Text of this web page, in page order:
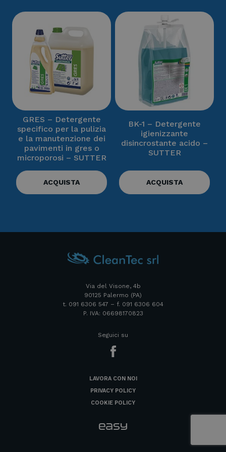
GRES – Detergente
specifico per la pulizia
e la manutenzione dei
pavimenti in gres o
microporosi – SUTTER
ACQUISTA
BK-1 – Detergente
igienizzante
disincrostante acido –
SUTTER
ACQUISTA
Via del Visone, 4b
90125 Palermo (PA)
t. 091 6306 547 – f. 091 6306 604
P. IVA: 06698170823
Seguici su
LAVORA CON NOI
PRIVACY POLICY
COOKIE POLICY